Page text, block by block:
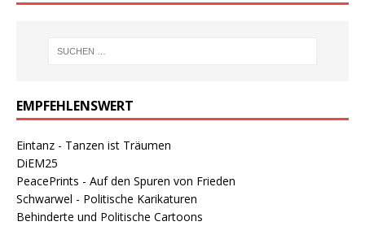
EMPFEHLENSWERT
Eintanz - Tanzen ist Träumen
DiEM25
PeacePrints - Auf den Spuren von Frieden
Schwarwel - Politische Karikaturen
Behinderte und Politische Cartoons